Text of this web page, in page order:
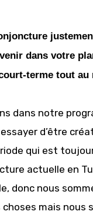
dans votre
terme tout au
dans notre
d’être
qui est
actuelle en
donc nous
choses mais nous